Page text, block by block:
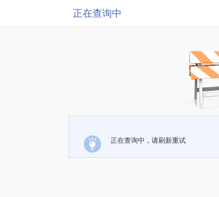
正在查询中
正在查询中，请刷新重试